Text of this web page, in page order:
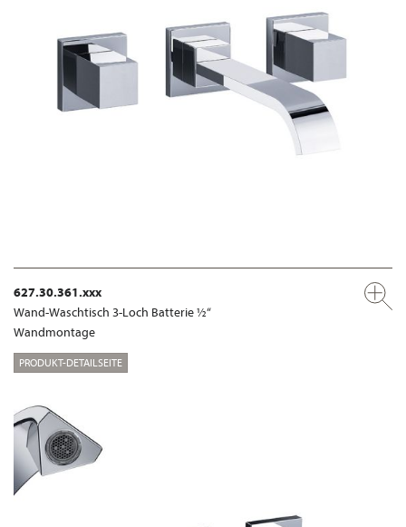
627.30.361.xxx
Wand-Waschtisch 3-Loch Batterie ½“
Wandmontage
PRODUKT-DETAILSEITE